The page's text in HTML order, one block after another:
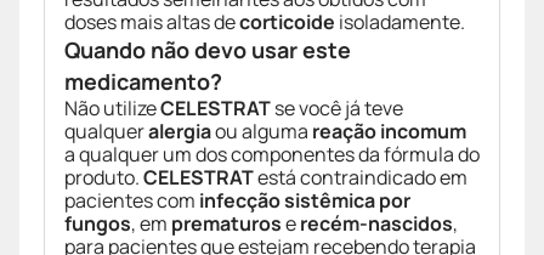
doses mais altas decorticoide isoladamente.
Quando não devo usar este
medicamento?
Não utilizeCELESTRATse você já teve
qualqueralergiaou alguma reação incomum
a qualquer um dos componentes da fórmula do
produto.CELESTRATestá contraindicado em
pacientes com infecção sistêmica por
fungos, em prematuroserecém-nascidos,
para pacientes que estejam recebendo terapia